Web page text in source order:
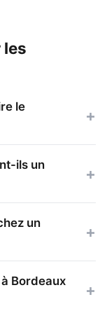
les
le
ils un
un
Bordeaux